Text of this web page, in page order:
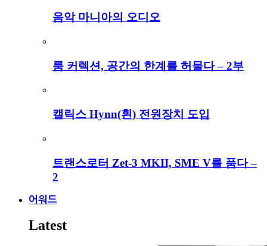
음악 마니아의 오디오
룸 커렉션, 공간의 한계를 허물다 – 2부
캘릭스 Hynn(흰) 전원장치 도입
트랜스로터 Zet-3 MKII, SME V를 품다 –
2
어워드
Latest